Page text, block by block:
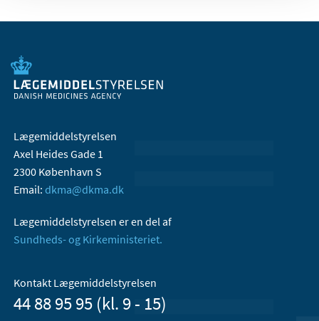
Lægemiddelstyrelsen
Axel Heides Gade 1
2300 København S
Email: dkma@dkma.dk
Lægemiddelstyrelsen er en del af
Sundheds- og Kirkeministeriet.
Kontakt Lægemiddelstyrelsen
44 88 95 95 (kl. 9 - 15)